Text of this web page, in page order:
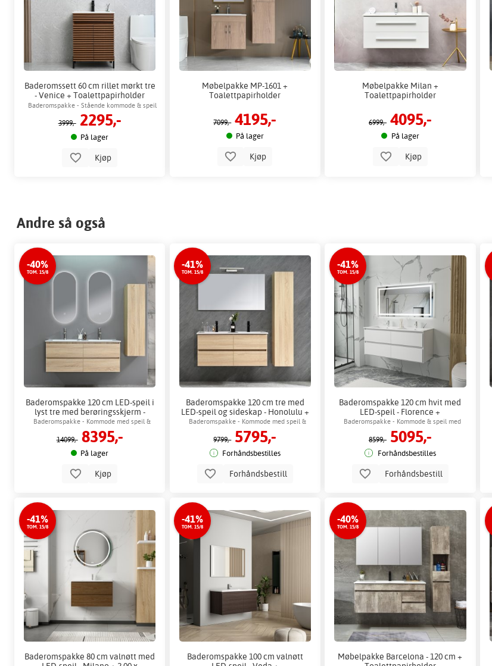
Baderomssett 60 cm rillet mørkt tre
- Venice + Toalettpapirholder
Baderomspakke - Stående kommode & speil
med sort ramme
3999,- 2295,-
På lager
Kjøp
Møbelpakke MP-1601 +
Toalettpapirholder
7099,- 4195,-
På lager
Kjøp
Møbelpakke Milan +
Toalettpapirholder
6999,- 4095,-
På lager
Kjøp
Andre så også
-40%
TOM. 15/8
Baderomspakke 120 cm LED-speil i
lyst tre med berøringsskjerm -
Genova + Toalettpapirholder
Baderomspakke - Kommode med speil &
baderomsskap
14099,- 8395,-
På lager
Kjøp
-41%
TOM. 15/8
Baderomspakke 120 cm tre med
LED-speil og sideskap - Honolulu +
Toalettpapirholder
Baderomspakke - Kommode med speil &
baderomsskap
9799,- 5795,-
Forhåndsbestilles
Forhåndsbestill
-41%
TOM. 15/8
Baderomspakke 120 cm hvit med
LED-speil - Florence +
Toalettpapirholder
Baderomspakke - Kommode & speil med
LED-belysning
8599,- 5095,-
Forhåndsbestilles
Forhåndsbestill
-41%
TOM. 15/8
Baderomspakke 80 cm valnøtt med
-41%
TOM. 15/8
Baderomspakke 100 cm valnøtt
-40%
TOM. 15/8
Møbelpakke Barcelona - 120 cm +